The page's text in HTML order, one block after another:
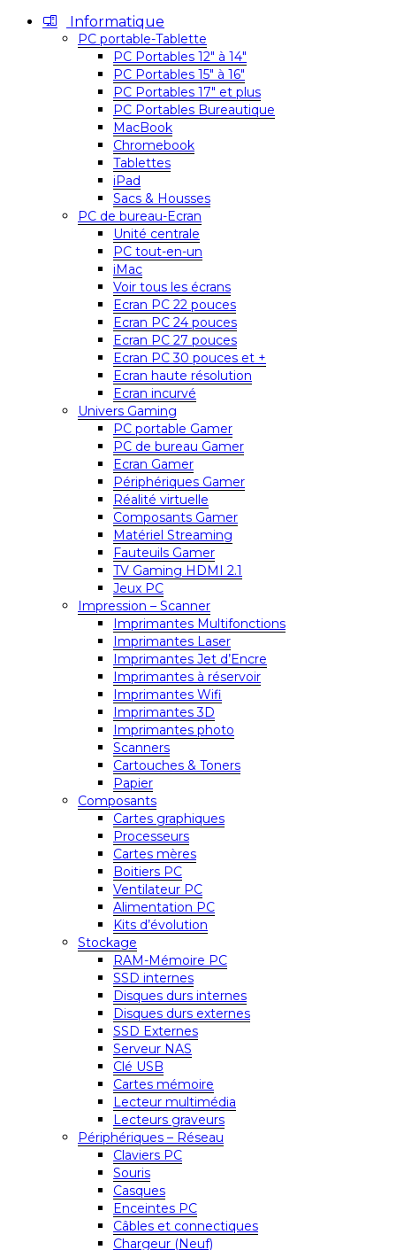
Informatique
PC portable-Tablette
PC Portables 12″ à 14″
PC Portables 15″ à 16″
PC Portables 17″ et plus
PC Portables Bureautique
MacBook
Chromebook
Tablettes
iPad
Sacs & Housses
PC de bureau-Ecran
Unité centrale
PC tout-en-un
iMac
Voir tous les écrans
Ecran PC 22 pouces
Ecran PC 24 pouces
Ecran PC 27 pouces
Ecran PC 30 pouces et +
Ecran haute résolution
Ecran incurvé
Univers Gaming
PC portable Gamer
PC de bureau Gamer
Ecran Gamer
Périphériques Gamer
Réalité virtuelle
Composants Gamer
Matériel Streaming
Fauteuils Gamer
TV Gaming HDMI 2.1
Jeux PC
Impression – Scanner
Imprimantes Multifonctions
Imprimantes Laser
Imprimantes Jet d’Encre
Imprimantes à réservoir
Imprimantes Wifi
Imprimantes 3D
Imprimantes photo
Scanners
Cartouches & Toners
Papier
Composants
Cartes graphiques
Processeurs
Cartes mères
Boitiers PC
Ventilateur PC
Alimentation PC
Kits d’évolution
Stockage
RAM-Mémoire PC
SSD internes
Disques durs internes
Disques durs externes
SSD Externes
Serveur NAS
Clé USB
Cartes mémoire
Lecteur multimédia
Lecteurs graveurs
Périphériques – Réseau
Claviers PC
Souris
Casques
Enceintes PC
Câbles et connectiques
Chargeur (Neuf)